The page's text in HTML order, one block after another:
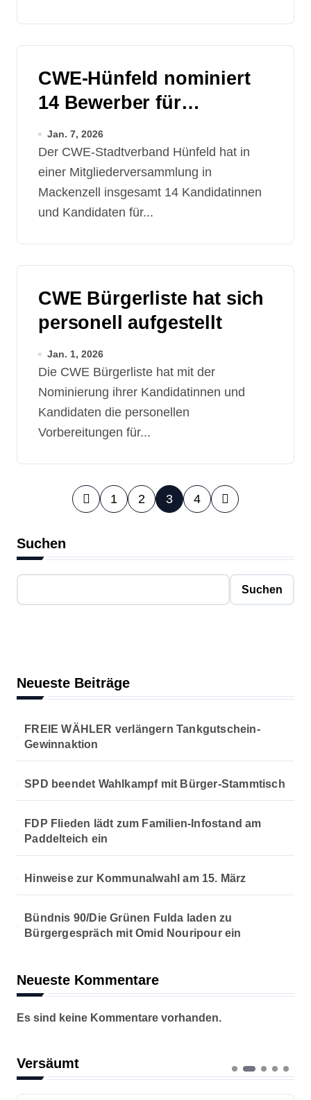
CWE-Hünfeld nominiert
14 Bewerber für
Kommunalwahl
Jan. 7, 2026
Der CWE-Stadtverband Hünfeld hat in
einer Mitgliederversammlung in
Mackenzell insgesamt 14 Kandidatinnen
und Kandidaten für...
CWE Bürgerliste hat sich
personell aufgestellt
Jan. 1, 2026
Die CWE Bürgerliste hat mit der
Nominierung ihrer Kandidatinnen und
Kandidaten die personellen
Vorbereitungen für...
S
i
t
e
u
m
m
e
i
r
u
g
d
r
1 2 3 4
Suchen
Suchen
Neueste Beiträge
FREIE WÄHLER verlängern Tankgutschein-
Gewinnaktion
SPD beendet Wahlkampf mit Bürger-Stammtisch
FDP Flieden lädt zum Familien-Infostand am
Paddelteich ein
Hinweise zur Kommunalwahl am 15. März
Bündnis 90/Die Grünen Fulda laden zu
Bürgergespräch mit Omid Nouripour ein
Neueste Kommentare
Es sind keine Kommentare vorhanden.
Versäumt